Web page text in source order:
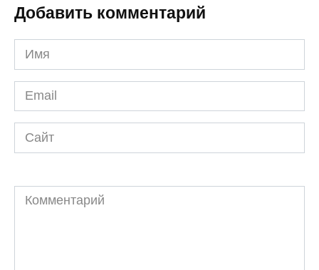
Добавить комментарий
Имя
*
Email
*
Сайт
Комментарий